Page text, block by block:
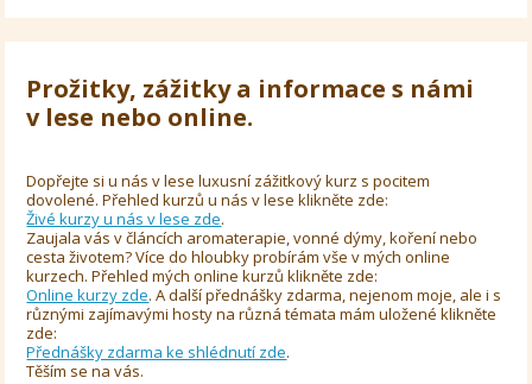
Prožitky, zážitky a informace s námi
v lese nebo online.
Dopřejte si u nás v lese luxusní zážitkový kurz s pocitem
dovolené. Přehled kurzů u nás v lese klikněte zde:
Živé kurzy u nás v lese zde.
Zaujala vás v článcích aromaterapie, vonné dýmy, koření nebo
cesta životem? Více do hloubky probírám vše v mých online
kurzech. Přehled mých online kurzů klikněte zde:
Online kurzy zde. A další přednášky zdarma, nejenom moje, ale i s
různými zajímavými hosty na různá témata mám uložené klikněte
zde:
Přednášky zdarma ke shlédnutí zde.
Těším se na vás.